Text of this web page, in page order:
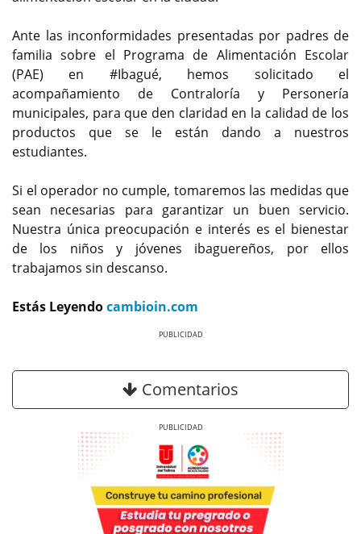
Ante las inconformidades presentadas por padres de
familia sobre el Programa de Alimentación Escolar
(PAE) en #Ibagué, hemos solicitado el
acompañamiento de Contraloría y Personería
municipales, para que den claridad en la calidad de los
productos que se le están dando a nuestros
estudiantes.
Si el operador no cumple, tomaremos las medidas que
sean necesarias para garantizar un buen servicio.
Nuestra única preocupación e interés es el bienestar
de los niños y jóvenes ibaguereños, por ellos
trabajamos sin descanso.
Estás Leyendocambioin.com
Comentarios